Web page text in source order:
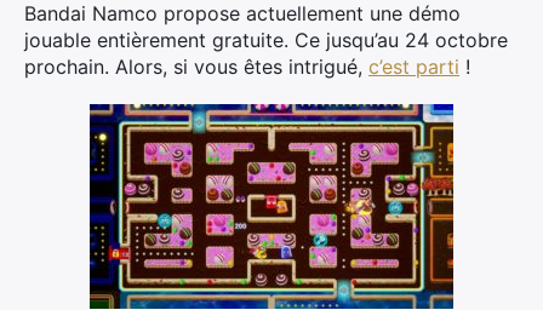
Bandai Namco propose actuellement une démo
jouable entièrement gratuite. Ce jusqu’au 24 octobre
prochain. Alors, si vous êtes intrigué, c’est parti !